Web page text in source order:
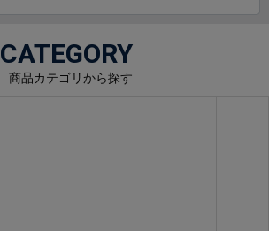
CATEGORY
商品カテゴリから探す